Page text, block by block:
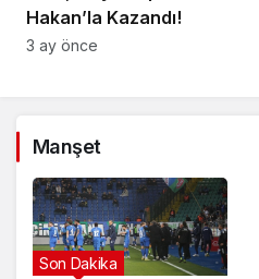
Hakan’la Kazandı!
3 ay önce
Manşet
Son Dakika